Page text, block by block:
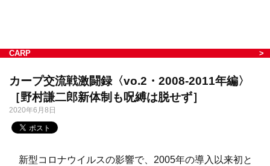
CARP
カープ交流戦激闘録〈vo.2・2008-2011年編〉
［野村謙二郎新体制も呪縛は脱せず］
2020年6月8日
新型コロナウイルスの影響で、2005年の導入以来初と